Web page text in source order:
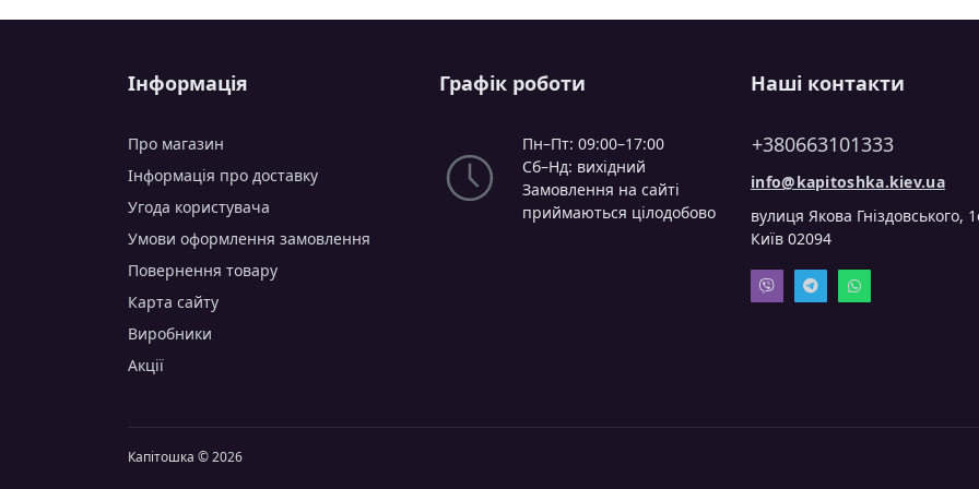
Інформація
Про магазин
Інформація про доставку
Угода користувача
Умови оформлення замовлення
Повернення товару
Карта сайту
Виробники
Акції
Графік роботи
Пн–Пт: 09:00–17:00
Сб–Нд: вихідний
Замовлення на сайті
приймаються цілодобово
Наші контакти
+380663101333
info@kapitoshka.kiev.ua
вулиця Якова Гніздовського,
Київ 02094
Капітошка © 2026